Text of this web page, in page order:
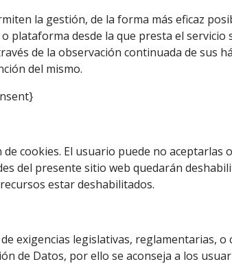
la gestión, de la forma más eficaz
plataforma desde la que presta el servicio
de la observación continuada de sus
del mismo.
cookies. El usuario puede no
del presente sitio web quedarán
estar deshabilitados.
exigencias legislativas, reglamentarias,
de Datos, por ello se aconseja a los